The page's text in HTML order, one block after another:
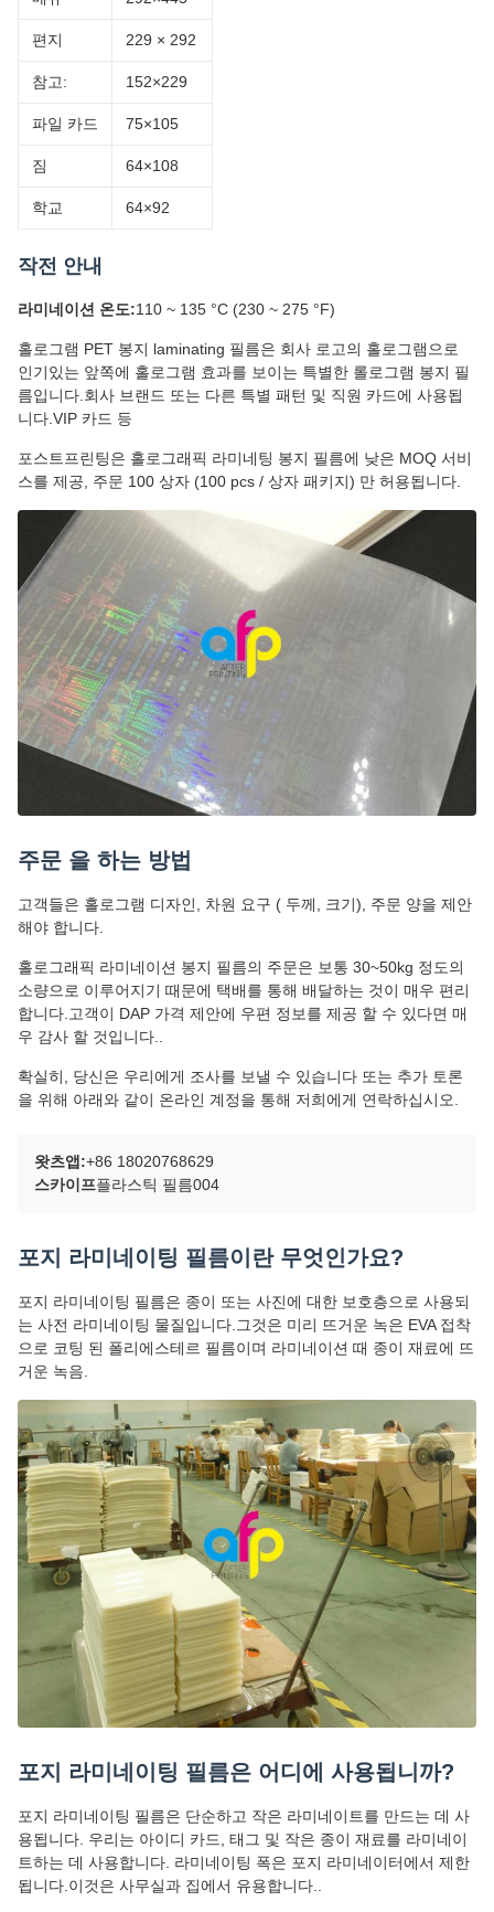
편지 229 × 292
참고: 152×229
파일 카드 75×105
짐 64×108
학교 64×92
작전 안내
라미네이션 온도:110 ~ 135 °C (230 ~ 275 °F)
홀로그램 PET 봉지 laminating 필름은 회사 로고의 홀로그램으로
인기있는 앞쪽에 홀로그램 효과를 보이는 특별한 롤로그램 봉지 필
름입니다.회사 브랜드 또는 다른 특별 패턴 및 직원 카드에 사용됩
니다.VIP 카드 등
포스트프린팅은 홀로그래픽 라미네팅 봉지 필름에 낮은 MOQ 서비
스를 제공, 주문 100 상자 (100 pcs / 상자 패키지) 만 허용됩니다.
주문 을 하는 방법
고객들은 홀로그램 디자인, 차원 요구 ( 두께, 크기), 주문 양을 제안
해야 합니다.
홀로그래픽 라미네이션 봉지 필름의 주문은 보통 30~50kg 정도의
소량으로 이루어지기 때문에 택배를 통해 배달하는 것이 매우 편리
합니다.고객이 DAP 가격 제안에 우편 정보를 제공 할 수 있다면 매
우 감사 할 것입니다..
확실히, 당신은 우리에게 조사를 보낼 수 있습니다 또는 추가 토론
을 위해 아래와 같이 온라인 계정을 통해 저희에게 연락하십시오.
왓츠앱:+86 18020768629
스카이프플라스틱 필름004
포지 라미네이팅 필름이란 무엇인가요?
포지 라미네이팅 필름은 종이 또는 사진에 대한 보호층으로 사용되
는 사전 라미네이팅 물질입니다.그것은 미리 뜨거운 녹은 EVA 접착
으로 코팅 된 폴리에스테르 필름이며 라미네이션 때 종이 재료에 뜨
거운 녹음.
포지 라미네이팅 필름은 어디에 사용됩니까?
포지 라미네이팅 필름은 단순하고 작은 라미네이트를 만드는 데 사
용됩니다. 우리는 아이디 카드, 태그 및 작은 종이 재료를 라미네이
트하는 데 사용합니다. 라미네이팅 폭은 포지 라미네이터에서 제한
됩니다.이것은 사무실과 집에서 유용합니다..